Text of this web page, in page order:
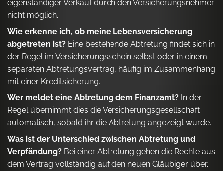
eigenständiger Verkauf durch den Versicherungsnehmer
nicht möglich.
Wie erkenne ich, ob meine Lebensversicherung
abgetreten ist? Eine bestehende Abtretung findet sich in
der Regel im Versicherungsschein selbst oder in einem
separaten Abtretungsvertrag, häufig im Zusammenhang
mit einer Kreditsicherung.
Wer meldet eine Abtretung dem Finanzamt? In der
Regel übernimmt dies die Versicherungsgesellschaft
automatisch, sobald ihr die Abtretung angezeigt wurde.
Was ist der Unterschied zwischen Abtretung und
Verpfändung? Bei einer Abtretung gehen die Rechte aus
dem Vertrag vollständig auf den neuen Gläubiger über.